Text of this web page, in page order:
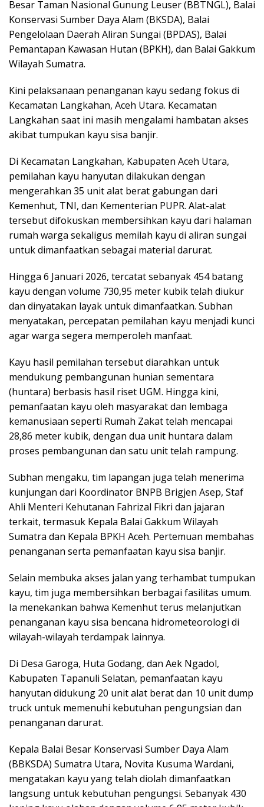
Besar Taman Nasional Gunung Leuser (BBTNGL), Balai
Konservasi Sumber Daya Alam (BKSDA), Balai
Pengelolaan Daerah Aliran Sungai (BPDAS), Balai
Pemantapan Kawasan Hutan (BPKH), dan Balai Gakkum
Wilayah Sumatra.
Kini pelaksanaan penanganan kayu sedang fokus di
Kecamatan Langkahan, Aceh Utara. Kecamatan
Langkahan saat ini masih mengalami hambatan akses
akibat tumpukan kayu sisa banjir.
Di Kecamatan Langkahan, Kabupaten Aceh Utara,
pemilahan kayu hanyutan dilakukan dengan
mengerahkan 35 unit alat berat gabungan dari
Kemenhut, TNI, dan Kementerian PUPR. Alat-alat
tersebut difokuskan membersihkan kayu dari halaman
rumah warga sekaligus memilah kayu di aliran sungai
untuk dimanfaatkan sebagai material darurat.
Hingga 6 Januari 2026, tercatat sebanyak 454 batang
kayu dengan volume 730,95 meter kubik telah diukur
dan dinyatakan layak untuk dimanfaatkan. Subhan
menyatakan, percepatan pemilahan kayu menjadi kunci
agar warga segera memperoleh manfaat.
Kayu hasil pemilahan tersebut diarahkan untuk
mendukung pembangunan hunian sementara
(huntara) berbasis hasil riset UGM. Hingga kini,
pemanfaatan kayu oleh masyarakat dan lembaga
kemanusiaan seperti Rumah Zakat telah mencapai
28,86 meter kubik, dengan dua unit huntara dalam
proses pembangunan dan satu unit telah rampung.
Subhan mengaku, tim lapangan juga telah menerima
kunjungan dari Koordinator BNPB Brigjen Asep, Staf
Ahli Menteri Kehutanan Fahrizal Fikri dan jajaran
terkait, termasuk Kepala Balai Gakkum Wilayah
Sumatra dan Kepala BPKH Aceh. Pertemuan membahas
penanganan serta pemanfaatan kayu sisa banjir.
Selain membuka akses jalan yang terhambat tumpukan
kayu, tim juga membersihkan berbagai fasilitas umum.
Ia menekankan bahwa Kemenhut terus melanjutkan
penanganan kayu sisa bencana hidrometeorologi di
wilayah-wilayah terdampak lainnya.
Di Desa Garoga, Huta Godang, dan Aek Ngadol,
Kabupaten Tapanuli Selatan, pemanfaatan kayu
hanyutan didukung 20 unit alat berat dan 10 unit dump
truck untuk memenuhi kebutuhan pengungsian dan
penanganan darurat.
Kepala Balai Besar Konservasi Sumber Daya Alam
(BBKSDA) Sumatra Utara, Novita Kusuma Wardani,
mengatakan kayu yang telah diolah dimanfaatkan
langsung untuk kebutuhan pengungsi. Sebanyak 430